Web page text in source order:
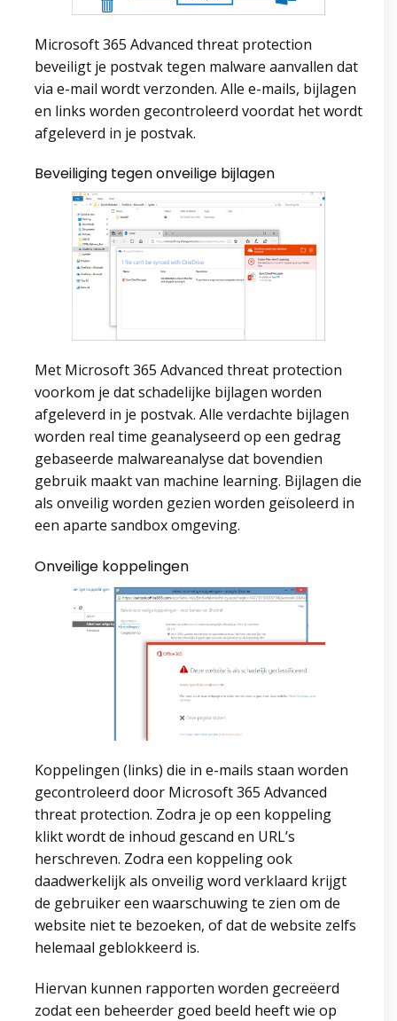
Microsoft 365 Advanced threat protection
beveiligt je postvak tegen malware aanvallen dat
via e-mail wordt verzonden. Alle e-mails, bijlagen
en links worden gecontroleerd voordat het wordt
afgeleverd in je postvak.
Beveiliging tegen onveilige bijlagen
Met Microsoft 365 Advanced threat protection
voorkom je dat schadelijke bijlagen worden
afgeleverd in je postvak. Alle verdachte bijlagen
worden real time geanalyseerd op een gedrag
gebaseerde malwareanalyse dat bovendien
gebruik maakt van machine learning. Bijlagen die
als onveilig worden gezien worden geïsoleerd in
een aparte sandbox omgeving.
Onveilige koppelingen
Koppelingen (links) die in e-mails staan worden
gecontroleerd door Microsoft 365 Advanced
threat protection. Zodra je op een koppeling
klikt wordt de inhoud gescand en URL’s
herschreven. Zodra een koppeling ook
daadwerkelijk als onveilig word verklaard krijgt
de gebruiker een waarschuwing te zien om de
website niet te bezoeken, of dat de website zelfs
helemaal geblokkeerd is.
Hiervan kunnen rapporten worden gecreëerd
zodat een beheerder goed beeld heeft wie op